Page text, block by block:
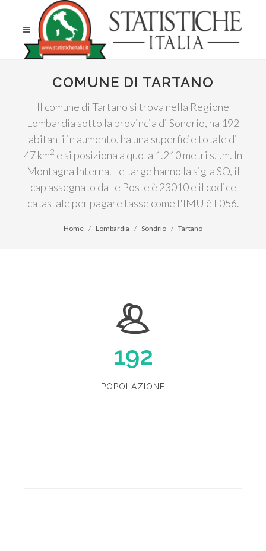
COMUNE DI TARTANO
Il comune di Tartano si trova nella Regione
Lombardia sotto la provincia di Sondrio, ha 192
abitanti in aumento, ha una superficie totale di
47 km2 e si posiziona a quota 1.210 metri s.l.m. In
Montagna Interna. Le targe hanno la sigla SO, il
cap assegnato dalle Poste è 23010 e il codice
catastale per pagare tasse come l'IMU è L056.
Home Lombardia Sondrio Tartano
192
POPOLAZIONE